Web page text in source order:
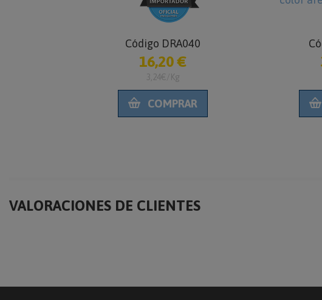
Código DRA040
16,20 €
3,24€/Kg
COMPRAR
VALORACIONES DE CLIENTES